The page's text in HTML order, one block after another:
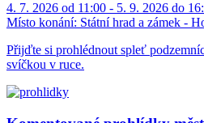
4. 7. 2026 od 11:00 - 5. 9. 2026 do
Místo konání: Státní hrad a zámek -
Přijďte si prohlédnout spleť
svíčkou v ruce.